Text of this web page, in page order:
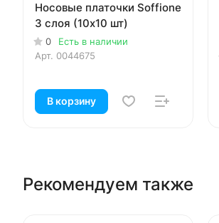
Носовые платочки Soffione
3 слоя (10х10 шт)
0
Есть в наличии
Арт. 0044675
В корзину
Рекомендуем также